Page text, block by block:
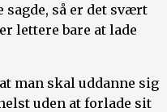
så er det svært
lettere bare at lade
man skal uddanne sig
uden at forlade sit